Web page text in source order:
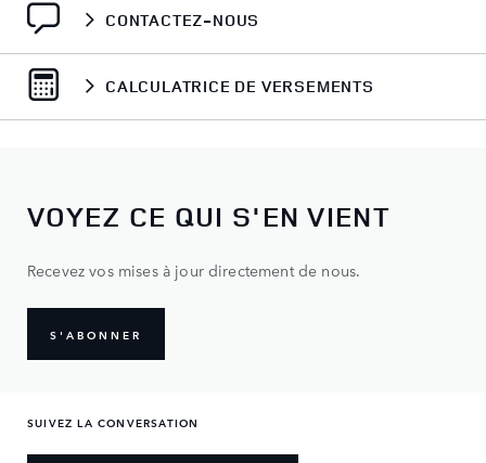
CONTACTEZ-NOUS
CALCULATRICE DE VERSEMENTS
VOYEZ CE QUI S'EN VIENT
Recevez vos mises à jour directement de nous.
S'ABONNER
SUIVEZ LA CONVERSATION